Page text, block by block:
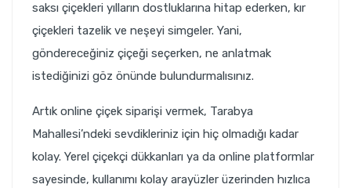
saksı çiçekleri yılların dostluklarına hitap ederken, kır
çiçekleri tazelik ve neşeyi simgeler. Yani,
göndereceğiniz çiçeği seçerken, ne anlatmak
istediğinizi göz önünde bulundurmalısınız.
Artık online çiçek siparişi vermek, Tarabya
Mahallesi’ndeki sevdikleriniz için hiç olmadığı kadar
kolay. Yerel çiçekçi dükkanları ya da online platformlar
sayesinde, kullanımı kolay arayüzler üzerinden hızlıca